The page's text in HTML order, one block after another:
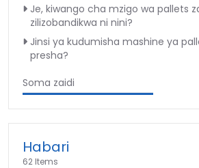
Je, kiwango cha mzigo wa pallets
zilizobandikwa ni nini?
Jinsi ya kudumisha mashine ya
presha?
Soma zaidi
Habari
62 Items